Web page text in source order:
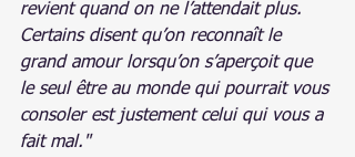
revient quand on ne l’attendait plus.
Certains disent qu’on reconnaît le
grand amour lorsqu’on s’aperçoit que
le seul être au monde qui pourrait vous
consoler est justement celui qui vous a
fait mal."